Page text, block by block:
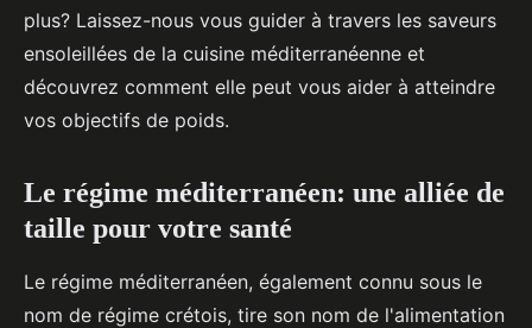
Axel•20 mai 2024•5 min de lecture
plus? Laissez-nous vous guider à travers les saveurs
ensoleillées de la cuisine méditerranéenne et
découvrez comment elle peut vous aider à atteindre
vos objectifs de poids.
Le régime méditerranéen: une alliée de
taille pour votre santé
Le régime méditerranéen, également connu sous le
nom de régime crétois, tire son nom de l'alimentation